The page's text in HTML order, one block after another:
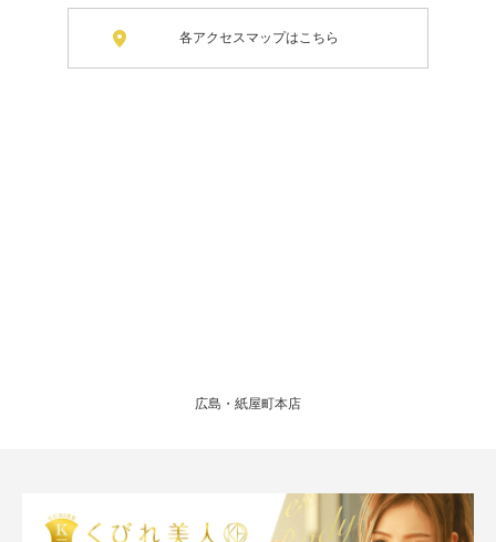
各アクセスマップはこちら
広島・紙屋町本店